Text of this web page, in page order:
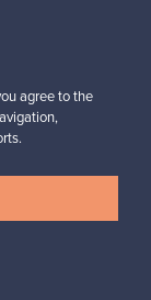
agree to the